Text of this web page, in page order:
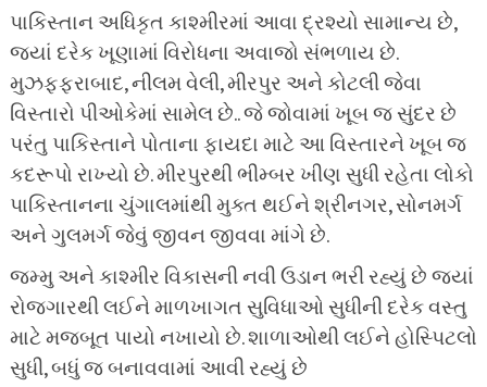
પાકિસ્તાન અધિકૃત કાશ્મીરમાં આવા દ્રશ્યો સામાન્ય છે,
જ્યાં દરેક ખૂણામાં વિરોધના અવાજો સંભળાય છે.
મુઝફ્ફરાબાદ, નીલમ વેલી, મીરપુર અને કોટલી જેવા
વિસ્તારો પીઓકેમાં સામેલ છે.. જે જોવામાં ખૂબ જ સુંદર છે
પરંતુ પાકિસ્તાને પોતાના ફાયદા માટે આ વિસ્તારને ખૂબ જ
કદરૂપો રાખ્યો છે. મીરપુરથી ભીમ્બર ખીણ સુધી રહેતા લોકો
પાકિસ્તાનના ચુંગાલમાંથી મુક્ત થઈને શ્રીનગર, સોનમર્ગ
અને ગુલમર્ગ જેવું જીવન જીવવા માંગે છે.
જમ્મુ અને કાશ્મીર વિકાસની નવી ઉડાન ભરી રહ્યું છે જ્યાં
રોજગારથી લઈને માળખાગત સુવિધાઓ સુધીની દરેક વસ્તુ
માટે મજબૂત પાયો નખાયો છે. શાળાઓથી લઈને હોસ્પિટલો
સુધી, બધું જ બનાવવામાં આવી રહ્યું છે